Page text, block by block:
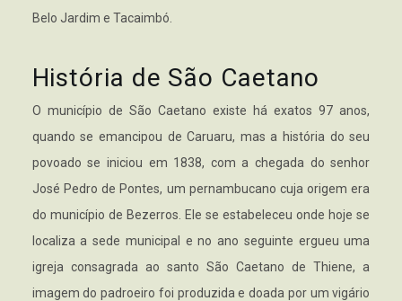
Belo Jardim e Tacaimbó.
História de São Caetano
O município de São Caetano existe há exatos 97 anos,
quando se emancipou de Caruaru, mas a história do seu
povoado se iniciou em 1838, com a chegada do senhor
José Pedro de Pontes, um pernambucano cuja origem era
do município de Bezerros. Ele se estabeleceu onde hoje se
localiza a sede municipal e no ano seguinte ergueu uma
igreja consagrada ao santo São Caetano de Thiene, a
imagem do padroeiro foi produzida e doada por um vigário